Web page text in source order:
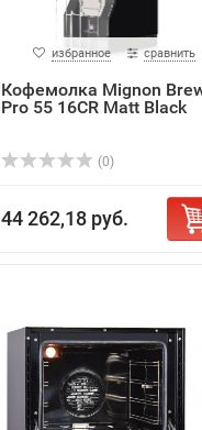
избранное сравнить
Кофемолка Mignon
Pro 55 16CR Matt Black
(0)
44 262,18 руб.